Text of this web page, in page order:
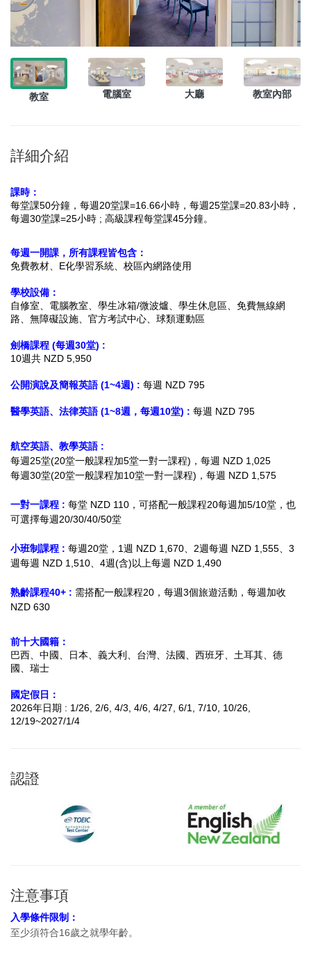
教室 電腦室 大廳 教室內部
詳細介紹
課時：
每堂課50分鐘，每週20堂課=16.66小時 ，每週25堂課=20.83小時，
每週30堂課=25小時 ; 高級課程每堂課45分鐘。
每週一開課，所有課程皆包含：
免費教材、E化學習系統、校區內網路使用
學校設備：
自修室、電腦教室、學生冰箱/微波爐、學生休息區、免費無線網
路、 無障礙設施、官方考試中心、球類運動區
劍橋課程 (每週30堂) :
10週共 NZD 5,950
公開演說及簡報英語 (1~4週) : 每週 NZD 795
醫學英語、法律英語 (1~8週，每週10堂) : 每週 NZD 795
航空英語、教學英語 :
每週25堂(20堂一般課程加5堂一對一課程)，每週 NZD 1,025
每週30堂(20堂一般課程加10堂一對一課程)，每週 NZD 1,575
一對一課程 : 每堂 NZD 110，可搭配一般課程20每週加5/10堂，也
可選擇每週20/30/40/50堂
小班制課程 : 每週20堂，1週 NZD 1,670、2週每週 NZD 1,555、3
週每週 NZD 1,510、4週(含)以上每週 NZD 1,490
熟齡課程40+ : 需搭配一般課程20，每週3個旅遊活動，每週加收
NZD 630
前十大國籍：
巴西、中國、日本、義大利、台灣、法國、西班牙、土耳其、德
國、瑞士
國定假日：
2026年日期 : 1/26, 2/6, 4/3, 4/6, 4/27, 6/1, 7/10, 10/26,
12/19~2027/1/4
認證
注意事項
入學條件限制：
至少須符合16歲之就學年齡。